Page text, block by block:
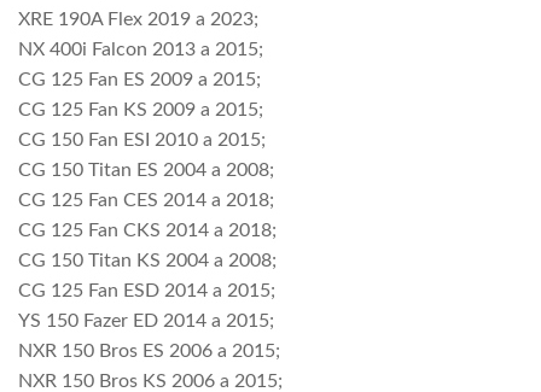
XRE 190A Flex 2019 a 2023;
NX 400i Falcon 2013 a 2015;
CG 125 Fan ES 2009 a 2015;
CG 125 Fan KS 2009 a 2015;
CG 150 Fan ESI 2010 a 2015;
CG 150 Titan ES 2004 a 2008;
CG 125 Fan CES 2014 a 2018;
CG 125 Fan CKS 2014 a 2018;
CG 150 Titan KS 2004 a 2008;
CG 125 Fan ESD 2014 a 2015;
YS 150 Fazer ED 2014 a 2015;
NXR 150 Bros ES 2006 a 2015;
NXR 150 Bros KS 2006 a 2015;